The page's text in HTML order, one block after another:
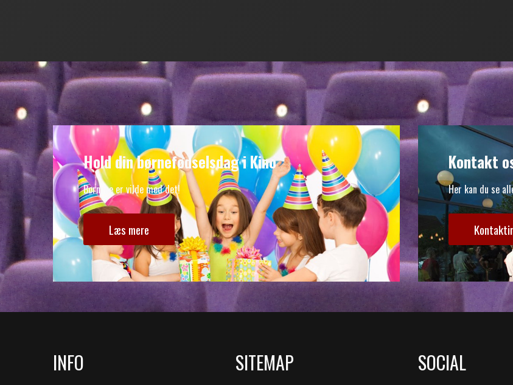
Hold din børnefødselsdag i Kino
Børnene er vilde med det!
Læs mere
Kontakt
Her kan du se
INFO SITEMAP SOCIAL